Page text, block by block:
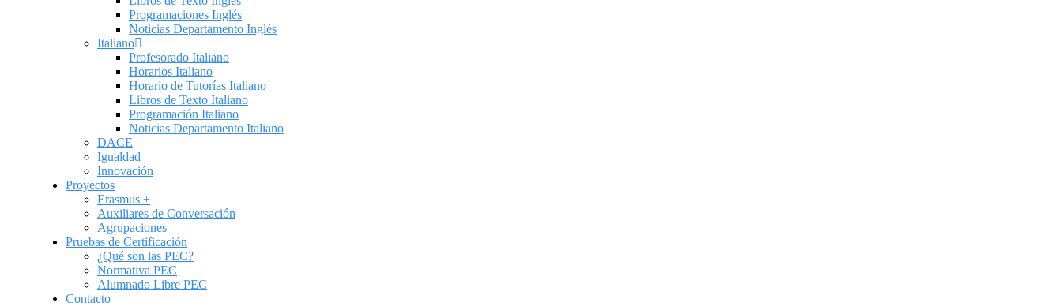
Programaciones Inglés
Noticias Departamento Inglés
Italiano
Profesorado Italiano
Horarios Italiano
Horario de Tutorías Italiano
Libros de Texto Italiano
Programación Italiano
Noticias Departamento Italiano
DACE
Igualdad
Innovación
Proyectos
Erasmus +
Auxiliares de Conversación
Agrupaciones
Pruebas de Certificación
¿Qué son las PEC?
Normativa PEC
Alumnado Libre PEC
Contacto